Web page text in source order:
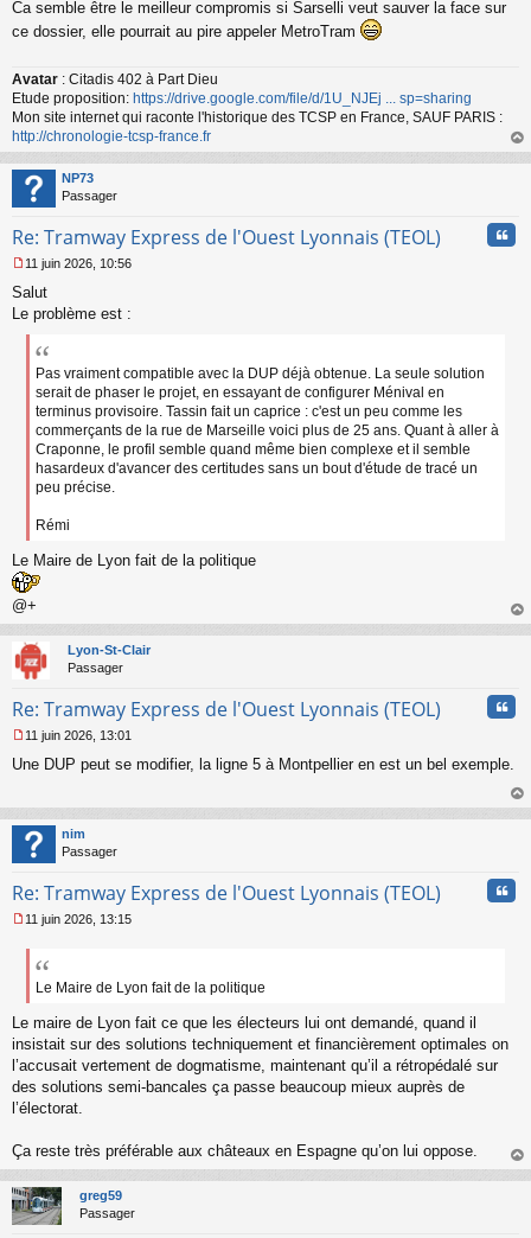
e
s
g
e
n
o
n
l
u
Ca semble être le meilleur compromis si Sarselli veut sauver la face sur
ce dossier, elle pourrait au pire appeler MetroTram
Avatar : Citadis 402 à Part Dieu
Etude proposition: https://drive.google.com/file/d/1U_NJEj ... sp=sharing
Mon site internet qui raconte l'historique des TCSP en France, SAUF PARIS :
http://chronologie-tcsp-france.fr
au
NP73
Passager
Re: Tramway Express de l'Ouest Lyonnais (TEOL)
e
s
11 juin 2026, 10:56
Salut
Le problème est :
Pas vraiment compatible avec la DUP déjà obtenue. La seule solution
serait de phaser le projet, en essayant de configurer Ménival en
terminus provisoire. Tassin fait un caprice : c'est un peu comme les
commerçants de la rue de Marseille voici plus de 25 ans. Quant à aller à
Craponne, le profil semble quand même bien complexe et il semble
hasardeux d'avancer des certitudes sans un bout d'étude de tracé un
peu précise.
Rémi
Le Maire de Lyon fait de la politique
@+
au
Lyon-St-Clair
Passager
Re: Tramway Express de l'Ouest Lyonnais (TEOL)
e
a
g
e
o
l
11 juin 2026, 13:01
Une DUP peut se modifier, la ligne 5 à Montpellier en est un bel exemple.
au
nim
Passager
Re: Tramway Express de l'Ouest Lyonnais (TEOL)
e
a
g
e
o
n
l
11 juin 2026, 13:15
Le Maire de Lyon fait de la politique
Le maire de Lyon fait ce que les électeurs lui ont demandé, quand il
insistait sur des solutions techniquement et financièrement optimales on
l’accusait vertement de dogmatisme, maintenant qu’il a rétropédalé sur
des solutions semi-bancales ça passe beaucoup mieux auprès de
l’électorat.
Ça reste très préférable aux châteaux en Espagne qu’on lui oppose.
au
greg59
Passager